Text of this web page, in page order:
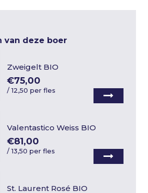
van deze boer
Zweigelt BIO
€75,00
/12,50 per fles
Valentastico Weiss BIO
€81,00
/13,50 per fles
St. Laurent Rosé BIO